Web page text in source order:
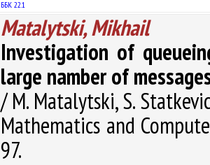
ББК 22.1
Matalytski, Mikhail
Investigation of
large namber of
/ M. Matalytski, S.
Mathematics and
97.